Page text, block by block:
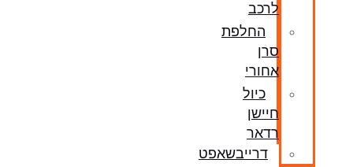
לרכב
החלפת
סרן
אחורי
כיול
חיישן
רדאר
דרייבשאפט